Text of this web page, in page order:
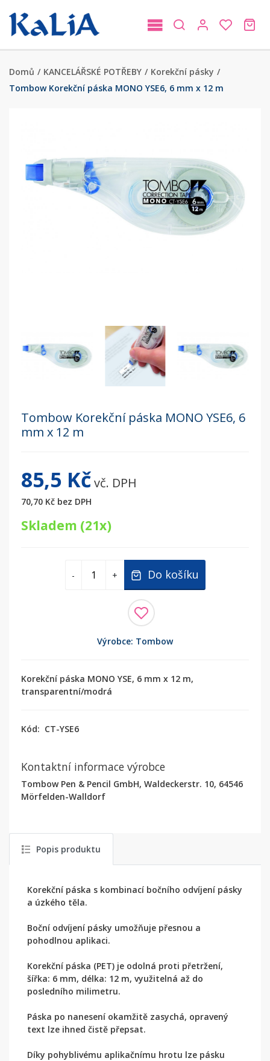
Domů / KANCELÁŘSKÉ POTŘEBY / Korekční pásky /
Tombow Korekční páska MONO YSE6, 6 mm x 12 m
Tombow Korekční páska MONO YSE6, 6
mm x 12 m
85,5 Kčvč. DPH
70,70 Kč bez DPH
Skladem (21x)
- + Do košíku
Výrobce: Tombow
Korekční páska MONO YSE, 6 mm x 12 m,
transparentní/modrá
Kód: CT-YSE6
Kontaktní informace výrobce
Tombow Pen & Pencil GmbH, Waldeckerstr. 10, 64546
Mörfelden-Walldorf
Popis produktu
Korekční páska s kombinací bočního odvíjení pásky
a úzkého těla.
Boční odvíjení pásky umožňuje přesnou a
pohodlnou aplikaci.
Korekční páska (PET) je odolná proti přetržení,
šířka: 6 mm, délka: 12 m, využitelná až do
posledního milimetru.
Páska po nanesení okamžitě zasychá, opravený
text lze ihned čistě přepsat.
Díky pohyblivému aplikačnímu hrotu lze pásku